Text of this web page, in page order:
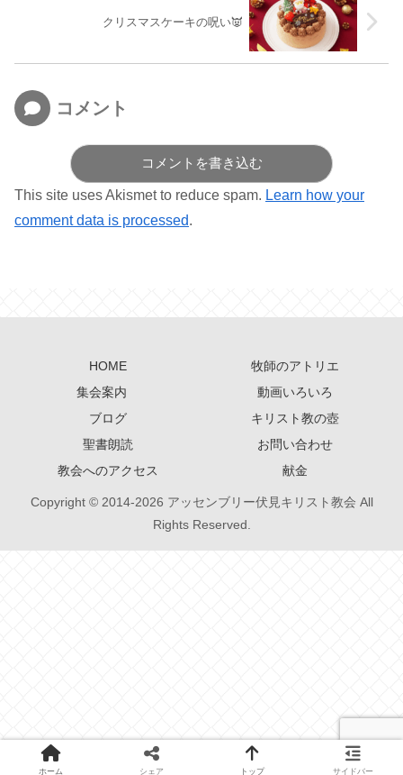
クリスマスケーキの呪い👿
コメント
コメントを書き込む
This site uses Akismet to reduce spam. Learn how your
comment data is processed.
HOME
牧師のアトリエ
集会案内
動画いろいろ
ブログ
キリスト教の壺
聖書朗読
お問い合わせ
教会へのアクセス
献金
Copyright © 2014-2026 アッセンブリー伏見キリスト教会 All
Rights Reserved.
ホーム シェア トップ サイドバー